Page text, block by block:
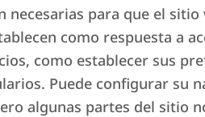
necesarias para que el
como respuesta a
como establecer sus
Puede configurar su
algunas partes del sitio